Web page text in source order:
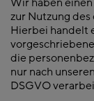
Wir haben
zur Nutzung
Hierbei handelt
die
nur nach
DSGVO